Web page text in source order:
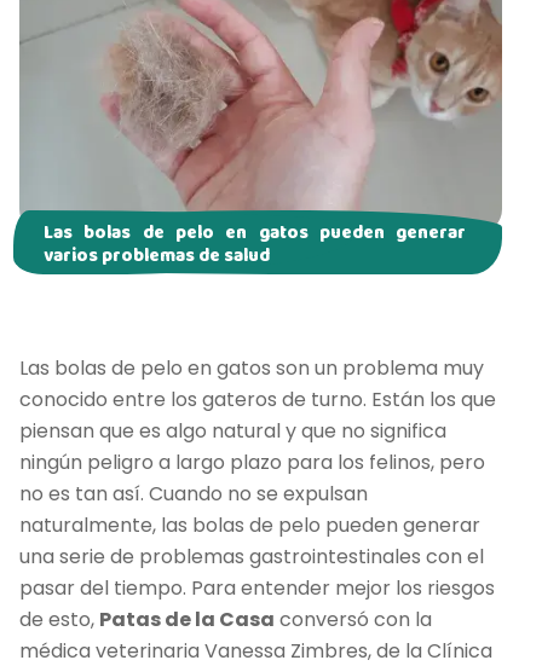
Las bolas de pelo en gatos pueden generar
varios problemas de salud
Las bolas de pelo en gatos son un problema muy
conocido entre los gateros de turno. Están los que
piensan que es algo natural y que no significa
ningún peligro a largo plazo para los felinos, pero
no es tan así. Cuando no se expulsan
naturalmente, las bolas de pelo pueden generar
una serie de problemas gastrointestinales con el
pasar del tiempo. Para entender mejor los riesgos
de esto, Patas de la Casa conversó con la
médica veterinaria Vanessa Zimbres, de la Clínica